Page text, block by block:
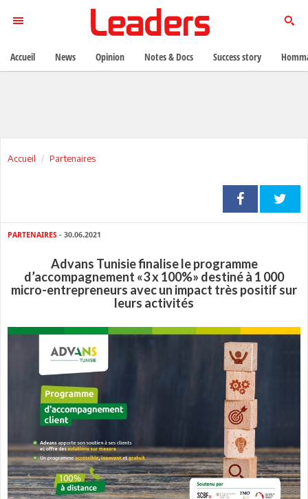
Accueil Partenaires
PARTENAIRES - 30.06.2021
Advans Tunisie finalise le programme
d’accompagnement «3 x 100%» destiné à 1 000
micro-entrepreneurs avec un impact très positif sur
leurs activités
Accueil News Opinion Notes & Docs Success story